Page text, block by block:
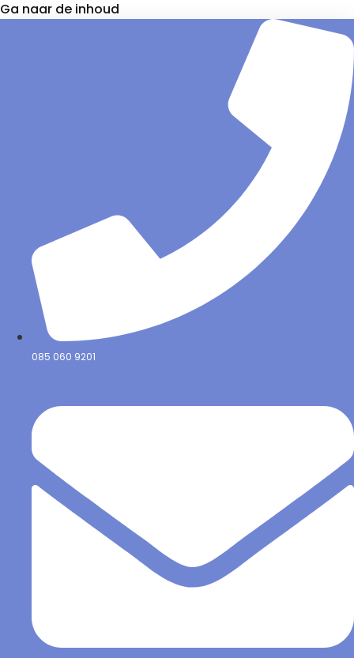
Ga naar de inhoud
085 060 9201